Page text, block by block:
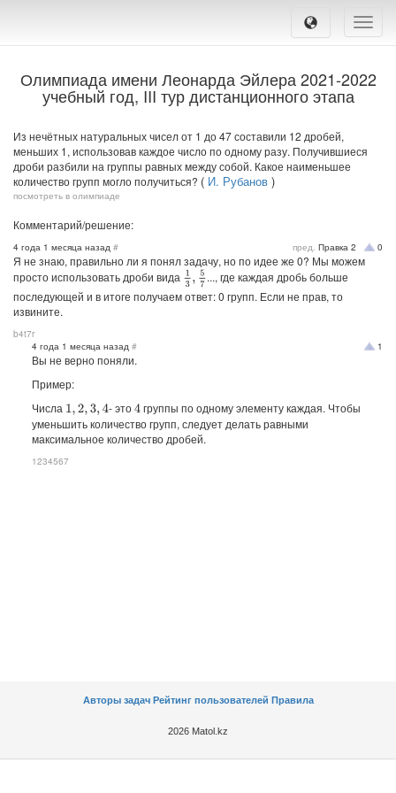
Toggle
Олимпиада имени Леонарда Эйлера 2021-2022
учебный год, III тур дистанционного этапа
Из нечётных натуральных чисел от 1 до 47 составили 12 дробей,
меньших 1, использовав каждое число по одному разу. Получившиеся
дроби разбили на группы равных между собой. Какое наименьшее
количество групп могло получиться? ( И. Рубанов )
посмотреть в олимпиаде
Комментарий/решение:
пред. Правка 2 0
4 года 1 месяца назад #
Я не знаю, правильно ли я понял задачу, но по идее же 0? Мы можем
просто использовать дроби вида 13 57..., где каждая дробь больше
последующей и в итоге получаем ответ: 0 групп. Если не прав, то
извините.
b4t7r
1
4 года 1 месяца назад #
Вы не верно поняли.
Пример:
Числа 1,2,3,4 - это4группы по одному элементу каждая. Чтобы
уменьшить количество групп, следует делать равными
максимальное количество дробей.
1234567
Авторы задач Рейтинг пользователей Правила
2026 Matol.kz